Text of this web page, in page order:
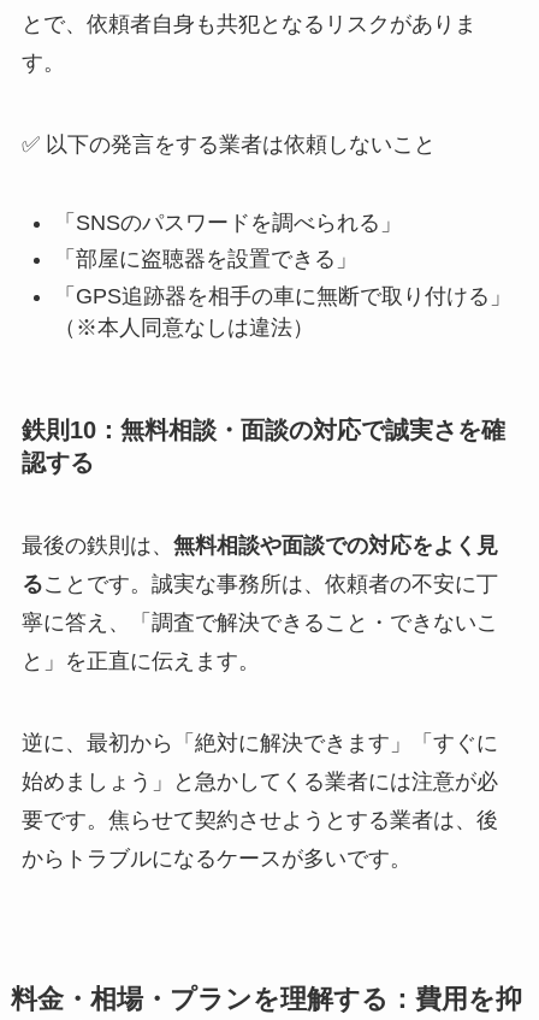
とで、依頼者自身も共犯となるリスクがありま
す。
✅ 以下の発言をする業者は依頼しないこと
「SNSのパスワードを調べられる」
「部屋に盗聴器を設置できる」
「GPS追跡器を相手の車に無断で取り付ける」
（※本人同意なしは違法）
鉄則10：無料相談・面談の対応で誠実さを確
認する
最後の鉄則は、 無料相談や面談での対応をよく見
ることです。誠実な事務所は、依頼者の不安に丁
寧に答え、「調査で解決できること・できないこ
と」を正直に伝えます。
逆に、最初から「絶対に解決できます」「すぐに
始めましょう」と急かしてくる業者には注意が必
要です。焦らせて契約させようとする業者は、後
からトラブルになるケースが多いです。
料金・相場・プランを理解する：費用を抑